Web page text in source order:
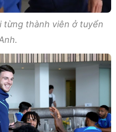
từng thành viên ở tuyển